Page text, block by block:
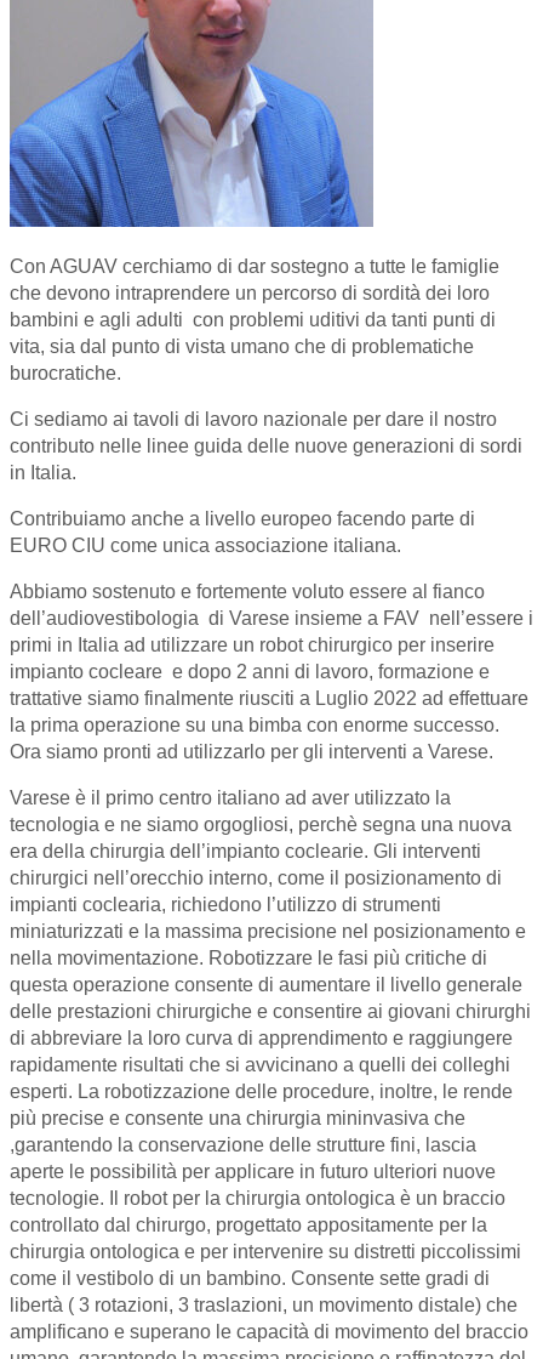
Con AGUAV cerchiamo di dar sostegno a tutte le famiglie
che devono intraprendere un percorso di sordità dei loro
bambini e agli adulti con problemi uditivi da tanti punti di
vita, sia dal punto di vista umano che di problematiche
burocratiche.
Ci sediamo ai tavoli di lavoro nazionale per dare il nostro
contributo nelle linee guida delle nuove generazioni di sordi
in Italia.
Contribuiamo anche a livello europeo facendo parte di
EURO CIU come unica associazione italiana.
Abbiamo sostenuto e fortemente voluto essere al fianco
dell’audiovestibologia di Varese insieme a FAV nell’essere i
primi in Italia ad utilizzare un robot chirurgico per inserire
impianto cocleare e dopo 2 anni di lavoro, formazione e
trattative siamo finalmente riusciti a Luglio 2022 ad effettuare
la prima operazione su una bimba con enorme successo.
Ora siamo pronti ad utilizzarlo per gli interventi a Varese.
Varese è il primo centro italiano ad aver utilizzato la
tecnologia e ne siamo orgogliosi, perchè segna una nuova
era della chirurgia dell’impianto coclearie. Gli interventi
chirurgici nell’orecchio interno, come il posizionamento di
impianti coclearia, richiedono l’utilizzo di strumenti
miniaturizzati e la massima precisione nel posizionamento e
nella movimentazione. Robotizzare le fasi più critiche di
questa operazione consente di aumentare il livello generale
delle prestazioni chirurgiche e consentire ai giovani chirurghi
di abbreviare la loro curva di apprendimento e raggiungere
rapidamente risultati che si avvicinano a quelli dei colleghi
esperti. La robotizzazione delle procedure, inoltre, le rende
più precise e consente una chirurgia mininvasiva che
,garantendo la conservazione delle strutture fini, lascia
aperte le possibilità per applicare in futuro ulteriori nuove
tecnologie. Il robot per la chirurgia ontologica è un braccio
controllato dal chirurgo, progettato appositamente per la
chirurgia ontologica e per intervenire su distretti piccolissimi
come il vestibolo di un bambino. Consente sette gradi di
libertà ( 3 rotazioni, 3 traslazioni, un movimento distale) che
amplificano e superano le capacità di movimento del braccio